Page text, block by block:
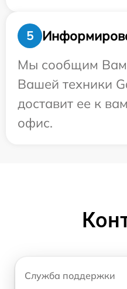
5
Мы сообщим Вам
Вашей техники
доставит ее к
офис.
Служба поддержки